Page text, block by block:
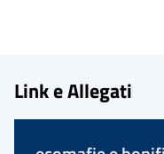
Link e Allegati